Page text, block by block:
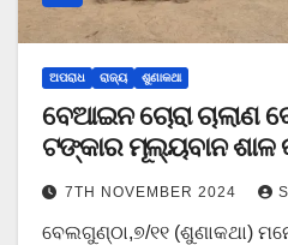
ଅପରାଧ ରାଜ୍ୟ ଶୁଣାକଥା
ବେଆଇନ ଚୋରା ଚାଲାଣ
ଟଙ୍କାର ମୂଲ୍ୟବାନ ଶାଳ
7TH NOVEMBER 2024
ବେଲଗୁଣ୍ଠା,୭/୧୧ (ଶୁଣାକଥା)